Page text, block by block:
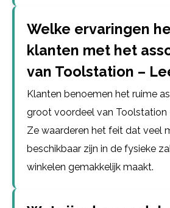
Welke ervaringen
klanten met het
van Toolstation –
Klanten benoemen het ruime
groot voordeel van Toolstation
Ze waarderen het feit dat veel
beschikbaar zijn in de fysieke
winkelen gemakkelijk maakt.